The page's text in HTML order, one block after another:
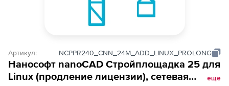
Артикул: NCPPR240_CNN_24M_ADD_LINUX_PROLONG
Нанософт nanoCAD Стройплощадка 25 для
Linux (продление лицензии), сетевая
еще